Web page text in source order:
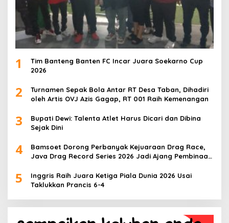
1
Tim Banteng Banten FC Incar Juara Soekarno Cup
2026
2
Turnamen Sepak Bola Antar RT Desa Taban, Dihadiri
oleh Artis OVJ Azis Gagap, RT 001 Raih Kemenangan
3
Bupati Dewi: Talenta Atlet Harus Dicari dan Dibina
Sejak Dini
4
Bamsoet Dorong Perbanyak Kejuaraan Drag Race,
Java Drag Record Series 2026 Jadi Ajang Pembinaan
5
Inggris Raih Juara Ketiga Piala Dunia 2026 Usai
Taklukkan Prancis 6-4